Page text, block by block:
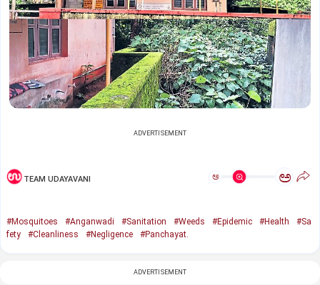
ADVERTISEMENT
TEAM UDAYAVANI ಅ ಅ
#Mosquitoes #Anganwadi #Sanitation #Weeds #Epidemic #Health
#Sa
fety
#Cleanliness #Negligence #Panchayat.
ADVERTISEMENT